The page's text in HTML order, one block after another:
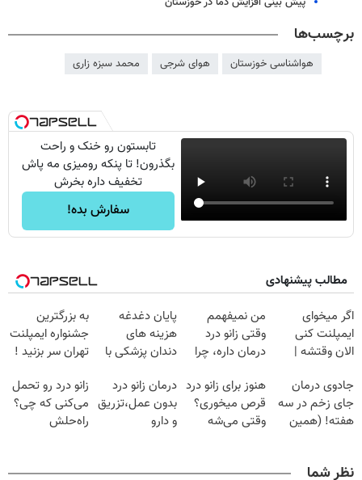
برچسب‌ها
هواشناسی خوزستان هوای شرجی محمد سبزه زاری
تابستون رو خنک و راحت
بگذرون! تا پنکه رومیزی مه پاش
تخفیف داره بخرش
سفارش بده!
مطالب پیشنهادی
اگر میخوای
ایمپلنت کنی
الان وقتشه |
میلیون تومان!!!
من نمیفهمم
وقتی زانو درد
درمان داره، چرا
تحمل میکنی؟❗
پایان دغدغه
هزینه های
دندان پزشکی با
خانگی
به بزرگترین
جشنواره ایمپلنت
تهران سر بزنید !
میلیون !
جادوی درمان
جای زخم در سه
هفته! (همین
هنوز برای زانو درد
قرص میخوری؟
وقتی می‌شه
درمان زانو درد
بدون عمل،تزریق
و دارو
زانو درد رو تحمل
می‌کنی که چی؟
راه‌حلش
نظر شما